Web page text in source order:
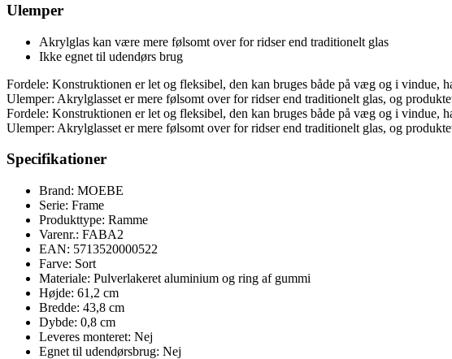
Ulemper
Akrylglas kan være mere følsomt over for ridser end traditionelt glas
Ikke egnet til udendørs brug
Fordele: Konstruktionen er let og fleksibel, den kan bruges både på væg og i vindue,
Ulemper: Akrylglasset er mere følsomt over for ridser end traditionelt glas, og
Fordele: Konstruktionen er let og fleksibel, den kan bruges både på væg og i vindue,
Ulemper: Akrylglasset er mere følsomt over for ridser end traditionelt glas, og
Specifikationer
Brand: MOEBE
Serie: Frame
Produkttype: Ramme
Varenr.: FABA2
EAN: 5713520000522
Farve: Sort
Materiale: Pulverlakeret aluminium og ring af gummi
Højde: 61,2 cm
Bredde: 43,8 cm
Dybde: 0,8 cm
Leveres monteret: Nej
Egnet til udendørsbrug: Nej